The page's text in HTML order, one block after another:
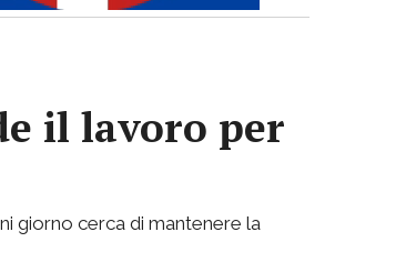
il lavoro per
giorno cerca di mantenere la